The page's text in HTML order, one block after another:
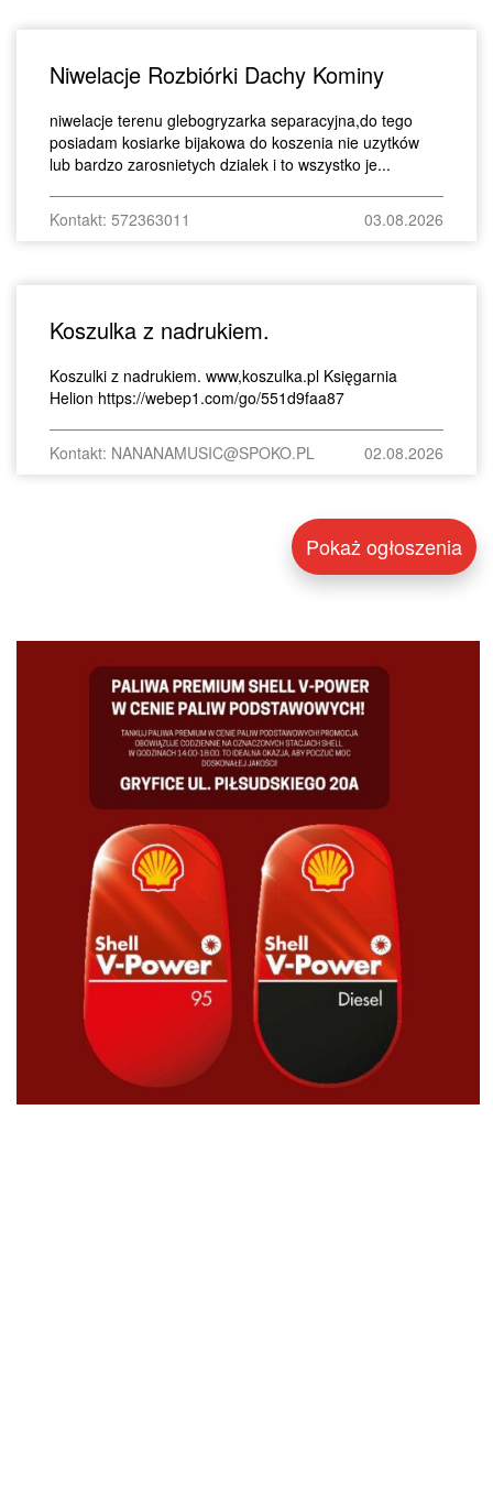
Niwelacje Rozbiórki Dachy Kominy
niwelacje terenu glebogryzarka separacyjna,do tego
posiadam kosiarke bijakowa do koszenia nie uzytków
lub bardzo zarosnietych dzialek i to wszystko je...
Kontakt: 572363011 03.08.2026
Koszulka z nadrukiem.
Koszulki z nadrukiem. www,koszulka.pl Księgarnia
Helion https://webep1.com/go/551d9faa87
Kontakt: NANANAMUSIC@SPOKO.PL 02.08.2026
Pokaż ogłoszenia